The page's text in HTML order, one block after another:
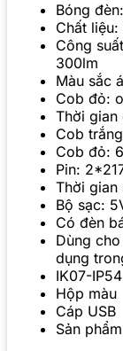
Bóng
Chất
Công
300lm
Màu sắc
Cob đỏ:
Thời gian
Cob
Cob đỏ:
Pin:
Thời gian
Bộ sạc:
Có đèn
Dùng
dụng
IK07-IP54
Hộp màu
Cáp USB
Sản